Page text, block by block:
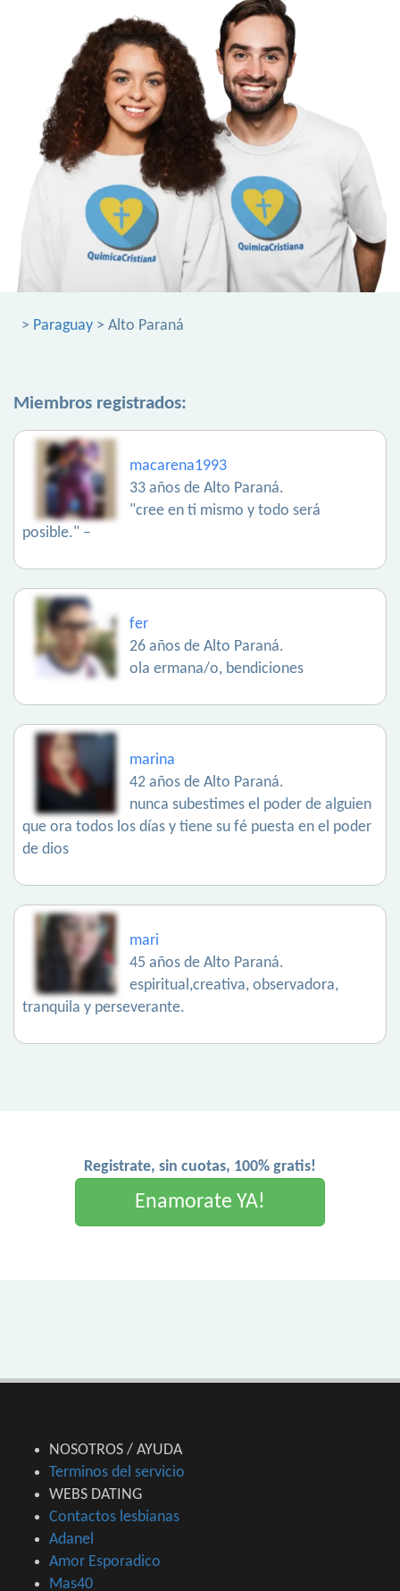
> Paraguay > Alto Paraná
Miembros registrados:
macarena1993
33 años de Alto Paraná.
"cree en ti mismo y todo será
posible." –
fer
26 años de Alto Paraná.
ola ermana/o, bendiciones
marina
42 años de Alto Paraná.
nunca subestimes el poder de alguien
que ora todos los días y tiene su fé puesta en el poder
de dios
mari
45 años de Alto Paraná.
espiritual,creativa, observadora,
tranquila y perseverante.
Registrate, sin cuotas, 100% gratis!
Enamorate YA!
NOSOTROS / AYUDA
Terminos del servicio
WEBS DATING
Contactos lesbianas
Adanel
Amor Esporadico
Mas40